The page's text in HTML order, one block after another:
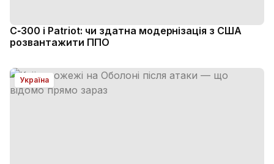
С‑300 і Patriot: чи здатна модернізація з США
розвантажити ППО
Україна